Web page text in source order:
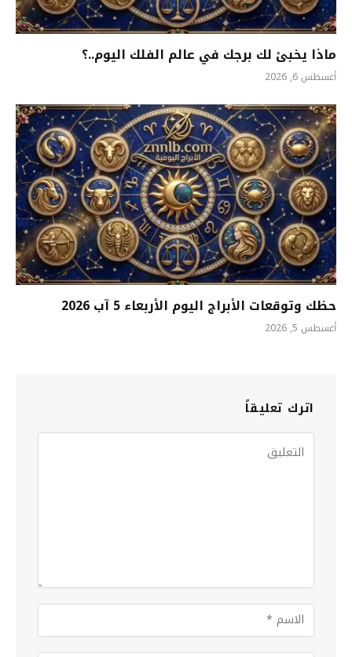
ماذا يخبئ لك برجك في عالم الفلك اليوم..؟
أغسطس 6, 2026
حظك وتوقعات الأبراج اليوم الأربعاء 5 آب 2026
أغسطس 5, 2026
اترك تعليقاً